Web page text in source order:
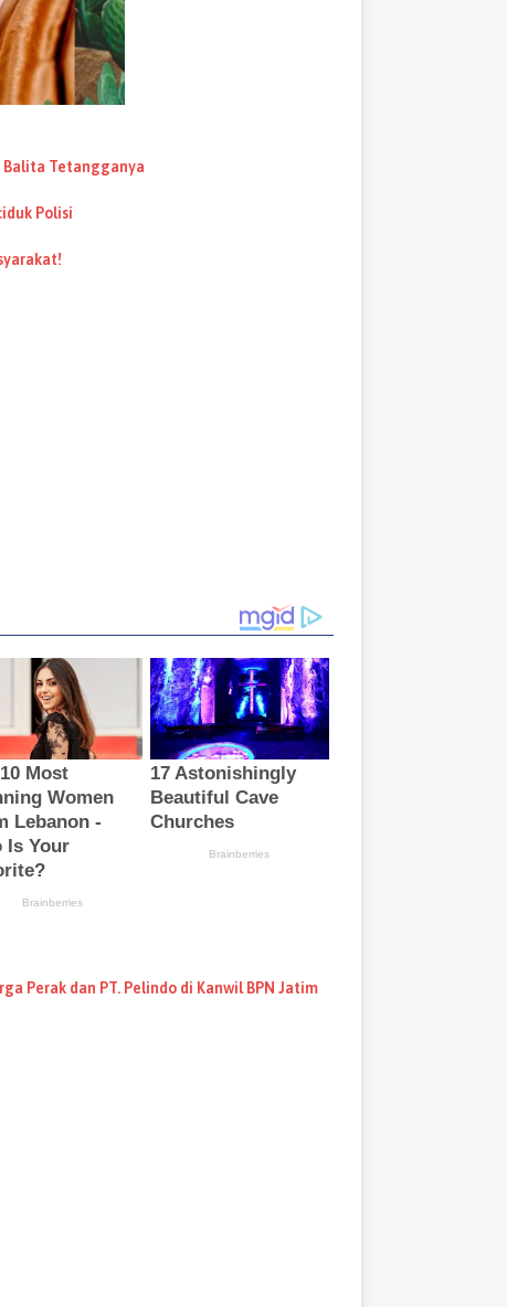
Balita Tetangganya
Polisi
Perak dan PT. Pelindo di Kanwil BPN Jatim